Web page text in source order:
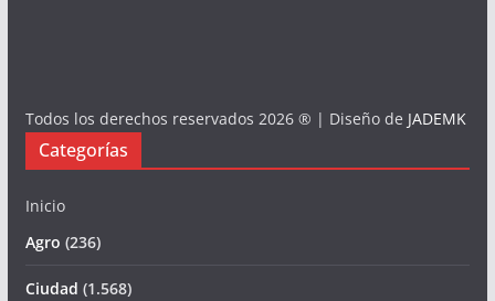
Todos los derechos reservados 2026 ® | Diseño de JADEMK
Categorías
Inicio
Agro (236)
Ciudad (1.568)